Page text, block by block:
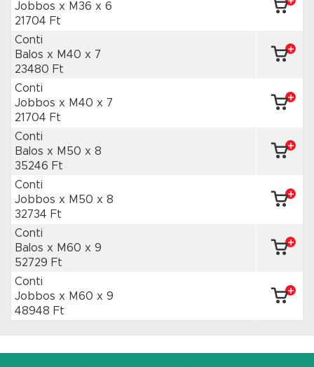
Jobbos x M36 x 6
21704 Ft
Conti
Balos x M40 x 7
23480 Ft
Conti
Jobbos x M40 x 7
21704 Ft
Conti
Balos x M50 x 8
35246 Ft
Conti
Jobbos x M50 x 8
32734 Ft
Conti
Balos x M60 x 9
52729 Ft
Conti
Jobbos x M60 x 9
48948 Ft